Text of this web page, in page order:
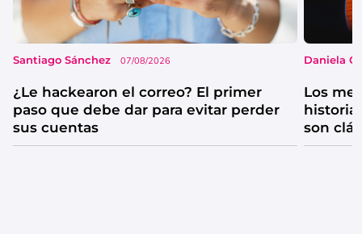
Santiago Sánchez 07/08/2026
¿Le hackearon el correo? El primer
paso que debe dar para evitar perder
sus cuentas
Daniela
Los
historia
son